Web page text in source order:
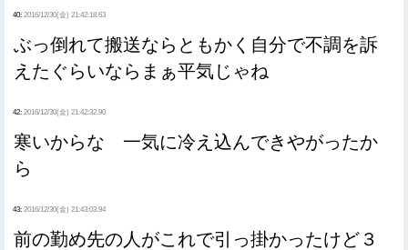
40: 2016/12/30(金) 21:42:18.63
ぶっ倒れて搬送ならともかく自分で不調を訴
えたぐらいならまぁ平気じゃね
42: 2016/12/30(金) 21:42:32.90
寒いからな 一気に冷え込んできやがったか
ら
43: 2016/12/30(金) 21:43:03.94
前の勤め先の人がこれで引っ掛かったけど３